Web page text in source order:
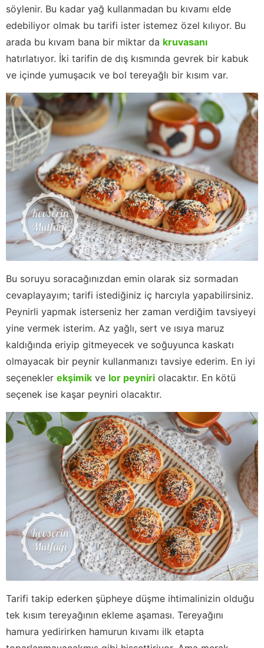
söylenir. Bu kadar yağ kullanmadan bu kıvamı elde
edebiliyor olmak bu tarifi ister istemez özel kılıyor. Bu
arada bu kıvam bana bir miktar da kruvasanı
hatırlatıyor. İki tarifin de dış kısmında gevrek bir kabuk
ve içinde yumuşacık ve bol tereyağlı bir kısım var.
Bu soruyu soracağınızdan emin olarak siz sormadan
cevaplayayım; tarifi istediğiniz iç harcıyla yapabilirsiniz.
Peynirli yapmak isterseniz her zaman verdiğim tavsiyeyi
yine vermek isterim. Az yağlı, sert ve ısıya maruz
kaldığında eriyip gitmeyecek ve soğuyunca kaskatı
olmayacak bir peynir kullanmanızı tavsiye ederim. En iyi
seçenekler ekşimik ve lor peyniri olacaktır. En kötü
seçenek ise kaşar peyniri olacaktır.
Tarifi takip ederken şüpheye düşme ihtimalinizin olduğu
tek kısım tereyağının ekleme aşaması. Tereyağını
hamura yedirirken hamurun kıvamı ilk etapta